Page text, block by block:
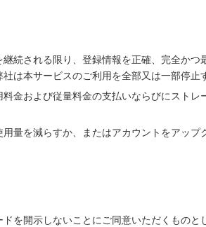
続される限り、登録情報を正確、完全か
本サービスのご利用を全部又は一部停止
金および従量料金の支払いならびにストレ
量を減らすか、またはアカウントをアッ
を開示しないことにご同意いただくものと